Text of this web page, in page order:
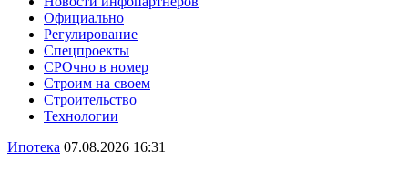
Официально
Регулирование
Спецпроекты
СРОчно в номер
Строим на своем
Строительство
Технологии
Ипотека 07.08.2026 16:31